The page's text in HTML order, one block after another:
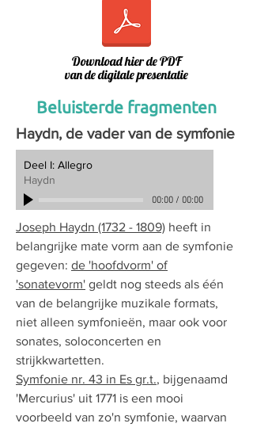
Download hier de PDF
van de digitale presentatie
Beluisterde fragmenten
Haydn, de vader van de symfonie
Deel I: Allegro
Haydn
00:00/ 00:00
Joseph Haydn (1732 - 1809) heeft in
belangrijke mate vorm aan de symfonie
gegeven: de 'hoofdvorm' of
'sonatevorm' geldt nog steeds als één
van de belangrijke muzikale formats,
niet alleen symfonieën, maar ook voor
sonates, soloconcerten en
strijkkwartetten.
Symfonie nr. 43 in Es gr.t., bijgenaamd
'Mercurius' uit 1771 is een mooi
voorbeeld van zo'n symfonie, waarvan